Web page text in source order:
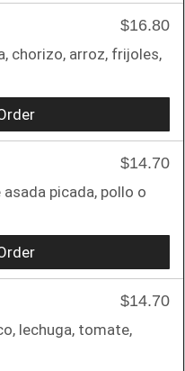
$16.80
chorizo, arroz, frijoles,
$14.70
picada, pollo o
$14.70
lechuga, tomate,